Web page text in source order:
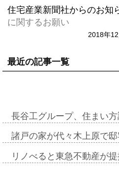
住宅産業新聞社からのお知
に関するお願い
2018年
最近の記事一覧
長谷工グループ、住まい
諸戸の家が代々木上原で
リノべると東急不動産が